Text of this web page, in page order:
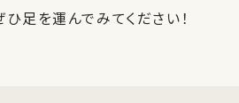
足を運んでみてください！